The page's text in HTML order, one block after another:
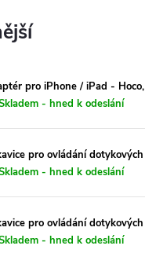
pro iPhone / iPad -
- hned k odeslání
pro ovládání
- hned k odeslání
pro ovládání
- hned k odeslání